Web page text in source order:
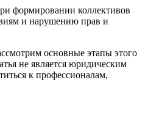
формировании коллективов
и нарушению прав и
основные этапы этого
не является юридическим
к профессионалам,